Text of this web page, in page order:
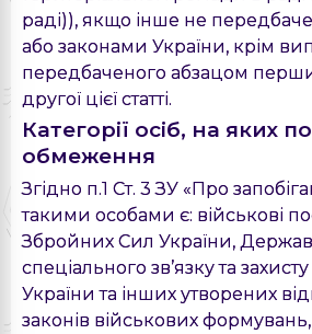
раді)), якщо інше не
або законами України, крім
передбаченого абзацом
другої цієї статті.
Категорії осіб, на яких
обмеження
Згідно п.1 Ст. 3 ЗУ «Про
такими особами є: військові
Збройних Сил України,
спеціального зв’язку та
України та інших утворених
законів військових